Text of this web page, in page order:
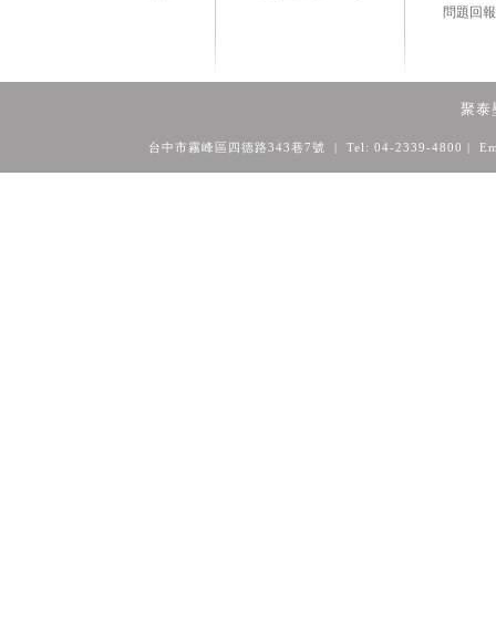
問題回報
聚泰
台中市霧峰區四德路343巷7號 | Tel: 04-2339-4800 |